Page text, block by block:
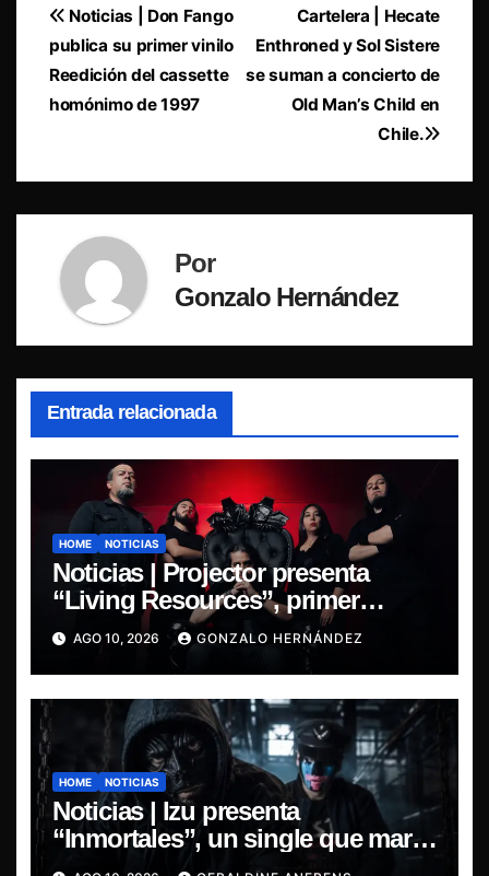
Navegación
de
entradas
Cartelera | Hecate
Enthroned y Sol Sistere
se suman a concierto de
Old Man’s Child en
Chile.
Noticias | Don Fango
publica su primer vinilo
Reedición del cassette
homónimo de 1997
Por
Gonzalo Hernández
Entrada relacionada
HOME NOTICIAS
Noticias | Projector presenta
“Living Resources”, primer
adelanto de su nuevo álbum
Before the Last Light
AGO 10, 2026 GONZALO HERNÁNDEZ
HOME NOTICIAS
Noticias | Izu presenta
“Inmortales”, un single que marca
su esperado regreso.